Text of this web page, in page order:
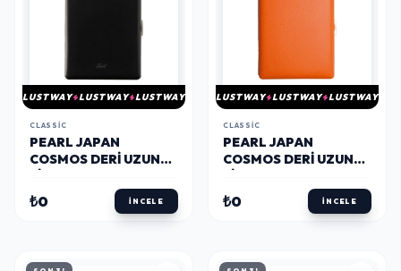
LUSTWAY LUSTWAY LUSTWAY
CLASSIC
PEARL JAPAN
COSMOS DERI UZUN
DÜZ SIYAH 9LU
₺0 İNCELE
LUSTWAY LUSTWAY LUSTWAY
CLASSIC
PEARL JAPAN
COSMOS DERI UZUN
NOBLESSE ORANGE
9LU
₺0 İNCELE